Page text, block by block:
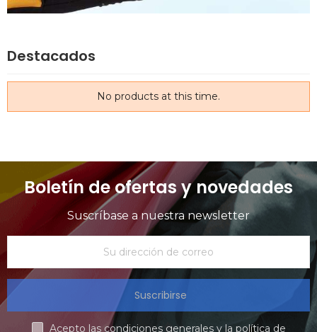
Destacados
No products at this time.
Boletín de ofertas y novedades
Suscríbase a nuestra newsletter
Suscribirse
Acepto las condiciones generales y la política de